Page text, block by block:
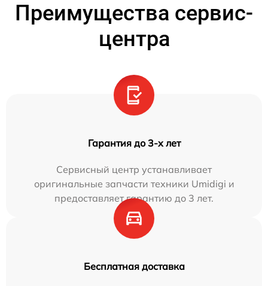
Преимущества сервис-
центра
Гарантия до 3-х лет
Сервисный центр устанавливает
оригинальные запчасти техники Umidigi и
предоставляет гарантию до 3 лет.
Бесплатная доставка